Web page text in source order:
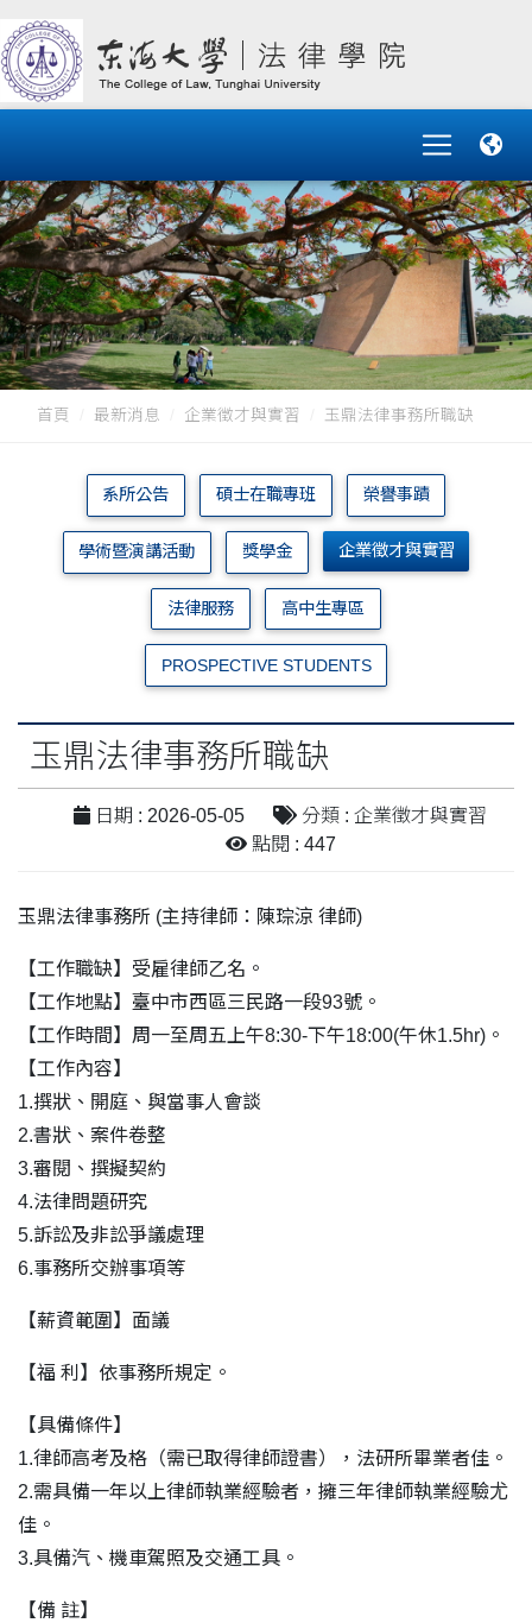
首頁 最新消息 企業徵才與實習 玉鼎法律事務所職缺
系所公告 碩士在職專班 榮譽事蹟
學術暨演講活動 獎學金 企業徵才與實習
法律服務 高中生專區
PROSPECTIVE STUDENTS
玉鼎法律事務所職缺
日期 : 2026-05-05
分類 : 企業徵才與實習
點閱 : 447
玉鼎法律事務所 (主持律師：陳琮涼 律師)
【工作職缺】受雇律師乙名。
【工作地點】臺中市西區三民路一段93號。
【工作時間】周一至周五上午8:30-下午18:00(午休1.5hr)。
【工作內容】
1.撰狀、開庭、與當事人會談
2.書狀、案件卷整
3.審閱、撰擬契約
4.法律問題研究
5.訴訟及非訟爭議處理
6.事務所交辦事項等
【薪資範圍】面議
【福 利】依事務所規定。
【具備條件】
1.律師高考及格（需已取得律師證書），法研所畢業者佳。
2.需具備一年以上律師執業經驗者，擁三年律師執業經驗尤
佳。
3.具備汽、機車駕照及交通工具。
【備 註】